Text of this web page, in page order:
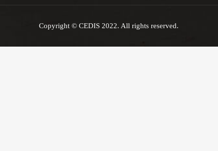
Copyright © CEDIS 2022. All rights reserved.